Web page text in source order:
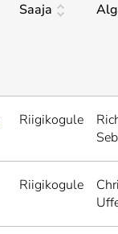
Saaja
Riigikogule
Riigikogule